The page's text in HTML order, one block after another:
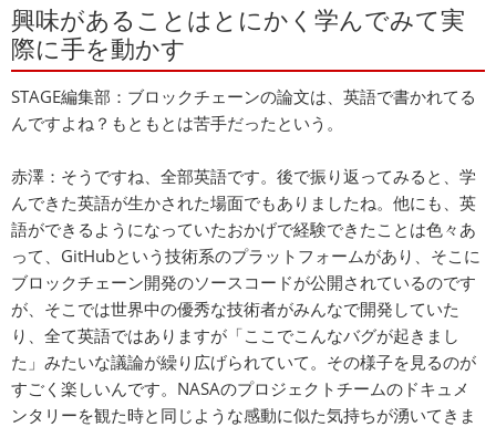
興味があることはとにかく学んでみて実
際に手を動かす
STAGE編集部：ブロックチェーンの論文は、英語で書かれてる
んですよね？もともとは苦手だったという。
赤澤：そうですね、全部英語です。後で振り返ってみると、学
んできた英語が生かされた場面でもありましたね。他にも、英
語ができるようになっていたおかげで経験できたことは色々あ
って、GitHubという技術系のプラットフォームがあり、そこに
ブロックチェーン開発のソースコードが公開されているのです
が、そこでは世界中の優秀な技術者がみんなで開発していた
り、全て英語ではありますが「ここでこんなバグが起きまし
た」みたいな議論が繰り広げられていて。その様子を見るのが
すごく楽しいんです。NASAのプロジェクトチームのドキュメ
ンタリーを観た時と同じような感動に似た気持ちが湧いてきま